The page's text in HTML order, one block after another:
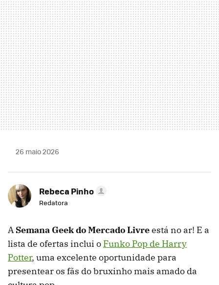
MAIL
26 maio 2026
Rebeca Pinho
Redatora
A Semana Geek do Mercado Livreestá no ar! E a
lista de ofertas inclui o Funko Pop de Harry
Potter, uma excelente oportunidade para
presentear os fãs do bruxinho mais amado da